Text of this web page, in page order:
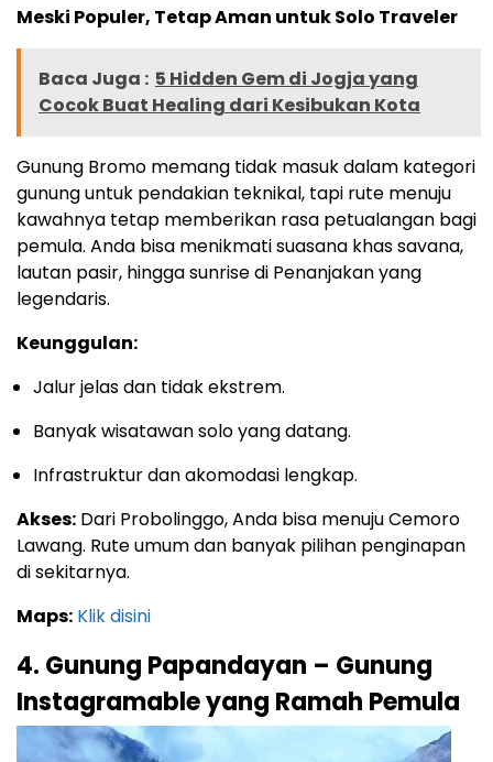
Meski Populer, Tetap Aman untuk Solo Traveler
Baca Juga : 5 Hidden Gem di Jogja yang
Cocok Buat Healing dari Kesibukan Kota
Gunung Bromo memang tidak masuk dalam kategori
gunung untuk pendakian teknikal, tapi rute menuju
kawahnya tetap memberikan rasa petualangan bagi
pemula. Anda bisa menikmati suasana khas savana,
lautan pasir, hingga sunrise di Penanjakan yang
legendaris.
Keunggulan:
Jalur jelas dan tidak ekstrem.
Banyak wisatawan solo yang datang.
Infrastruktur dan akomodasi lengkap.
Akses: Dari Probolinggo, Anda bisa menuju Cemoro
Lawang. Rute umum dan banyak pilihan penginapan
di sekitarnya.
Maps: Klik disini
4. Gunung Papandayan – Gunung
Instagramable yang Ramah Pemula